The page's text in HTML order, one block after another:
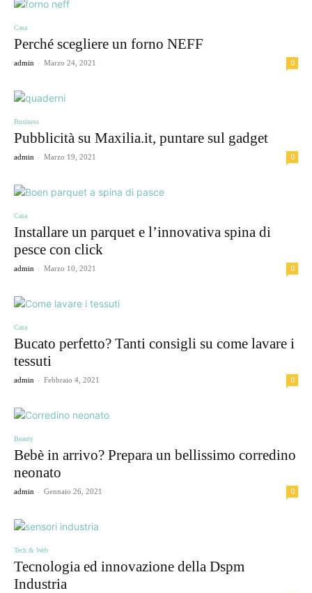
Casa
Perché scegliere un forno NEFF
admin - Marzo 24, 2021 0
Business
Pubblicità su Maxilia.it, puntare sul gadget
admin - Marzo 19, 2021 0
Casa
Installare un parquet e l’innovativa spina di
pesce con click
admin - Marzo 10, 2021 0
Casa
Bucato perfetto? Tanti consigli su come lavare i
tessuti
admin - Febbraio 4, 2021 0
Beauty
Bebè in arrivo? Prepara un bellissimo corredino
neonato
admin - Gennaio 26, 2021 0
Tech & Web
Tecnologia ed innovazione della Dspm
Industria